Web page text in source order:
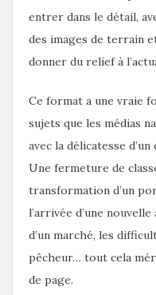
entrer dans le détail,
des images de terrain
donner du relief à
Ce format a une vraie
sujets que les médias
avec la délicatesse
Une fermeture de
transformation d’un
l’arrivée d’une
d’un marché, les
pêcheur… tout cela
de page.